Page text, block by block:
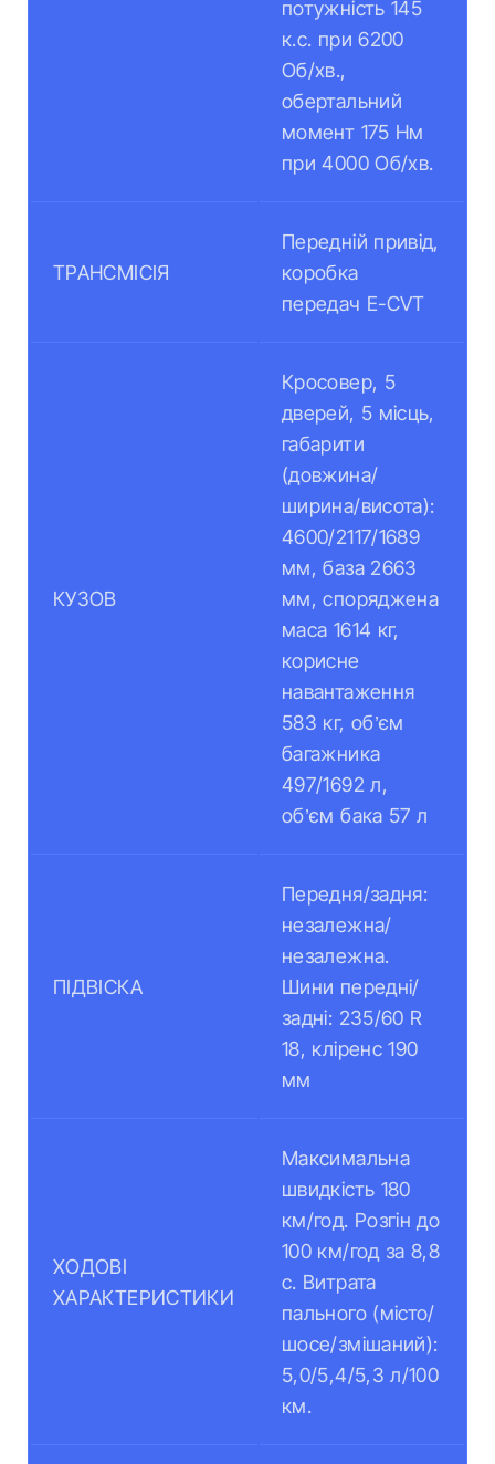
потужність 145
к.с. при 6200
Об/хв.,
обертальний
момент 175 Нм
при 4000 Об/хв.
ТРАНСМІСІЯ
Передній привід,
коробка
передач E-CVT
КУЗОВ
Кросовер, 5
дверей, 5 місць,
габарити
(довжина/
ширина/висота):
4600/2117/1689
мм, база 2663
мм, споряджена
маса 1614 кг,
корисне
навантаження
583 кг, об’єм
багажника
497/1692 л,
об’єм бака 57 л
ПІДВІСКА
Передня/задня:
незалежна/
незалежна.
Шини передні/
задні: 235/60 R
18, кліренс 190
мм
ХОДОВІ
ХАРАКТЕРИСТИКИ
Максимальна
швидкість 180
км/год. Розгін до
100 км/год за 8,8
с. Витрата
пального (місто/
шосе/змішаний):
5,0/5,4/5,3 л/100
км.